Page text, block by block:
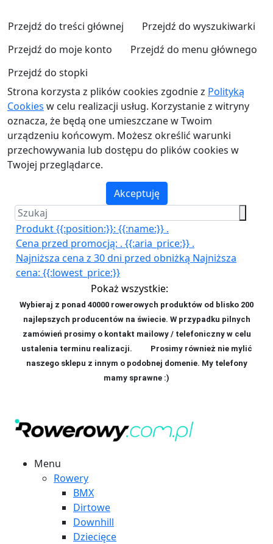
Przejdź do treści głównej
Przejdź do wyszukiwarki
Przejdź do moje konto
Przejdź do menu głównego
Przejdź do stopki
Strona korzysta z plików cookies zgodnie z Polityką
Cookies w celu realizacji usług. Korzystanie z witryny
oznacza, że będą one umieszczane w Twoim
urządzeniu końcowym. Możesz określić warunki
przechowywania lub dostępu do plików cookies w
Twojej przeglądarce.
Akceptuję
Produkt {{:position:}}: {{:name:}} .
Cena przed promocją: . {{:aria_price:}} .
Najniższa cena z 30 dni przed obniżką Najniższa
cena: {{:lowest_price:}}
Pokaż wszystkie:
Wybieraj z ponad 40000 rowerowych produktów od blisko 200
najlepszych producentów na świecie. W przypadku pilnych
zamówień prosimy o kontakt mailowy / telefoniczny w celu
ustalenia terminu realizacji. Prosimy również nie mylić
naszego sklepu z innym o podobnej domenie. My telefony
mamy sprawne :)
Menu
Rowery
BMX
Dirtowe
Downhill
Dziecięce